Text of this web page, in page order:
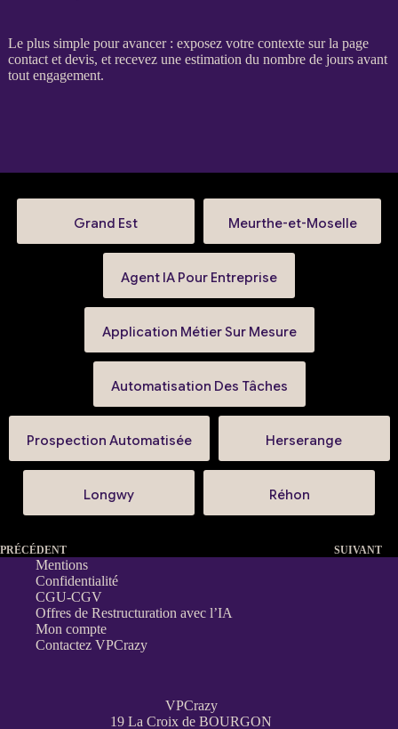
Le plus simple pour avancer : exposez votre contexte sur la page
contact et devis, et recevez une estimation du nombre de jours avant
tout engagement.
Grand Est Meurthe-et-Moselle
Agent IA Pour Entreprise
Application Métier Sur Mesure
Automatisation Des Tâches
Prospection Automatisée Herserange
Longwy Réhon
PRÉCÉDENT SUIVANT
Mentions
Confidentialité
CGU-CGV
Offres de Restructuration avec l’IA
Mon compte
Contactez VPCrazy
VPCrazy
19 La Croix de BOURGON